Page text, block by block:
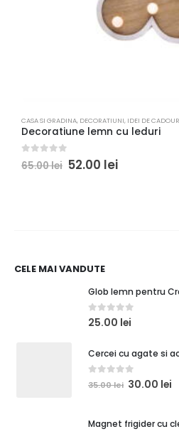
CASA SI GRADINA, DECORATIUNI, IDEI DE
Decoratiune lemn cu leduri
out of 5
65.00lei 52.00 lei
CELE MAI VANDUTE
0out of 5
25.00 lei
Cercei cu agate si
0out of 5
35.00lei 30.00 lei